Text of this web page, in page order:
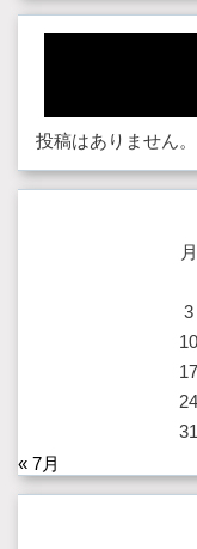
投稿はありません。
月
3
10
17
24
31
« 7月